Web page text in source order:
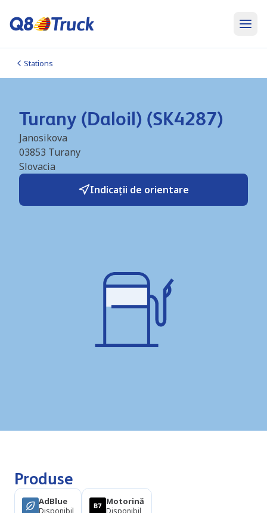
Stations
Turany (Daloil) (SK4287)
Janosikova
03853 Turany
Slovacia
Indicații de orientare
Produse
AdBlue Motorină